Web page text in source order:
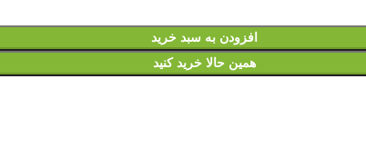
افزودن به سبد خرید
همین حالا خرید کنید